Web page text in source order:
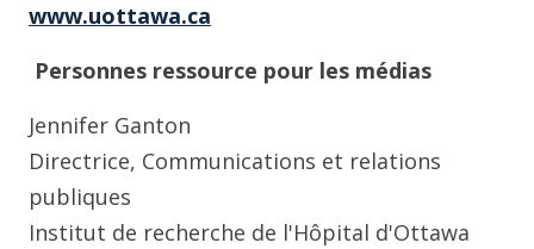
www.uottawa.ca
Personnes ressource pour les médias
Jennifer Ganton
Directrice, Communications et relations
publiques
Institut de recherche de l'Hôpital d'Ottawa